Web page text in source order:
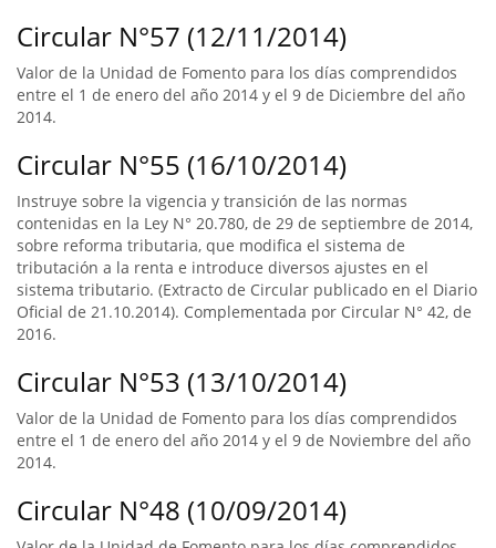
Circular N°57 (12/11/2014)
Valor de la Unidad de Fomento para los días comprendidos
entre el 1 de enero del año 2014 y el 9 de Diciembre del año
2014.
Circular N°55 (16/10/2014)
Instruye sobre la vigencia y transición de las normas
contenidas en la Ley N° 20.780, de 29 de septiembre de 2014,
sobre reforma tributaria, que modifica el sistema de
tributación a la renta e introduce diversos ajustes en el
sistema tributario. (Extracto de Circular publicado en el Diario
Oficial de 21.10.2014). Complementada por Circular N° 42, de
2016.
Circular N°53 (13/10/2014)
Valor de la Unidad de Fomento para los días comprendidos
entre el 1 de enero del año 2014 y el 9 de Noviembre del año
2014.
Circular N°48 (10/09/2014)